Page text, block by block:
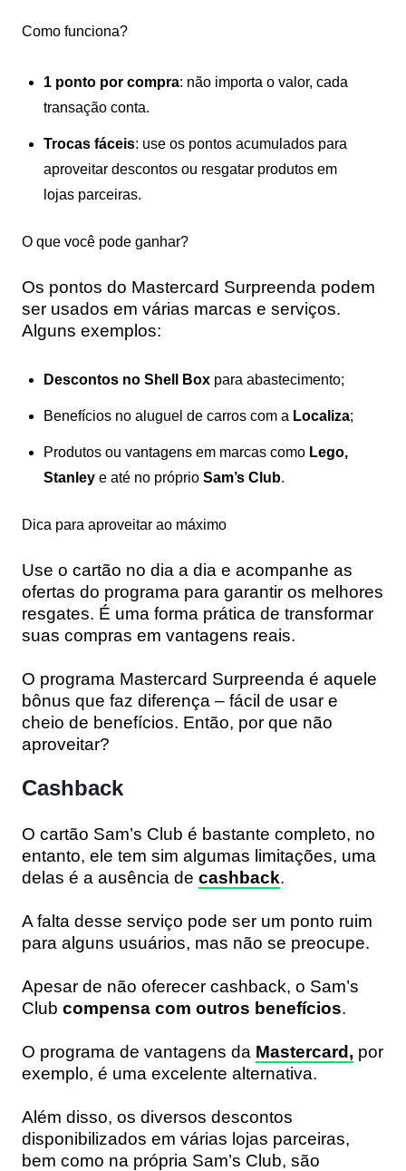
Como funciona?
1 ponto por compra: não importa o valor, cada
transação conta.
Trocas fáceis: use os pontos acumulados para
aproveitar descontos ou resgatar produtos em
lojas parceiras.
O que você pode ganhar?
Os pontos do Mastercard Surpreenda podem
ser usados em várias marcas e serviços.
Alguns exemplos:
Descontos no Shell Box para abastecimento;
Benefícios no aluguel de carros com a Localiza;
Produtos ou vantagens em marcas como Lego,
Stanley e até no próprio Sam’s Club.
Dica para aproveitar ao máximo
Use o cartão no dia a dia e acompanhe as
ofertas do programa para garantir os melhores
resgates. É uma forma prática de transformar
suas compras em vantagens reais.
O programa Mastercard Surpreenda é aquele
bônus que faz diferença – fácil de usar e
cheio de benefícios. Então, por que não
aproveitar?
Cashback
O cartão Sam’s Club é bastante completo, no
entanto, ele tem sim algumas limitações, uma
delas é a ausência de cashback.
A falta desse serviço pode ser um ponto ruim
para alguns usuários, mas não se preocupe.
Apesar de não oferecer cashback, o Sam’s
Club compensa com outros benefícios.
O programa de vantagens da Mastercard, por
exemplo, é uma excelente alternativa.
Além disso, os diversos descontos
disponibilizados em várias lojas parceiras,
bem como na própria Sam’s Club, são